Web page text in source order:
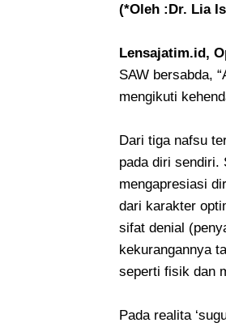
(*Oleh :Dr. Lia
Lensajatim.id,
SAW bersabda,
mengikuti
Dari tiga nafsu
pada diri sendiri.
mengapresiasi
dari karakter
sifat denial
kekurangannya
seperti fisik dan
Pada realita